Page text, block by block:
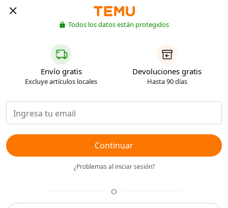
Todos los datos están protegidos
Envío gratis
Excluye artículos locales
Devoluciones gratis
Hasta 90 días
Continuar
¿Problemas al iniciar sesión?
O